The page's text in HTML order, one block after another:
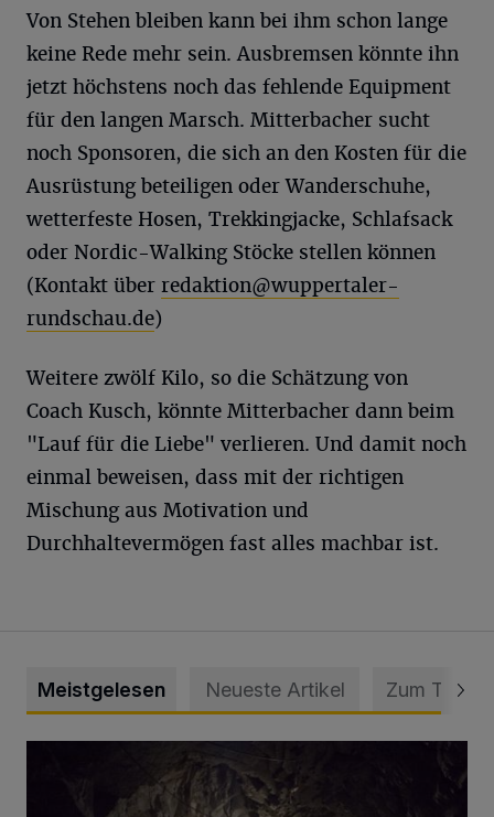
Von Stehen bleiben kann bei ihm schon lange
keine Rede mehr sein. Ausbremsen könnte ihn
jetzt höchstens noch das fehlende Equipment
für den langen Marsch. Mitterbacher sucht
noch Sponsoren, die sich an den Kosten für die
Ausrüstung beteiligen oder Wanderschuhe,
wetterfeste Hosen, Trekkingjacke, Schlafsack
oder Nordic-Walking Stöcke stellen können
(Kontakt über redaktion@wuppertaler-
rundschau.de)
Weitere zwölf Kilo, so die Schätzung von
Coach Kusch, könnte Mitterbacher dann beim
"Lauf für die Liebe" verlieren. Und damit noch
einmal beweisen, dass mit der richtigen
Mischung aus Motivation und
Durchhaltevermögen fast alles machbar ist.
Meistgelesen Neueste Artikel Zum Thema